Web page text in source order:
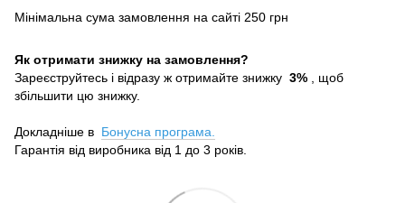
Мінімальна сума замовлення на сайті 250 грн
Як отримати знижку на замовлення?
Зареєструйтесь і відразу ж отримайте знижку 3% , щоб
збільшити цю знижку.
Докладніше в Бонусна програма.
Гарантія від виробника від 1 до 3 років.